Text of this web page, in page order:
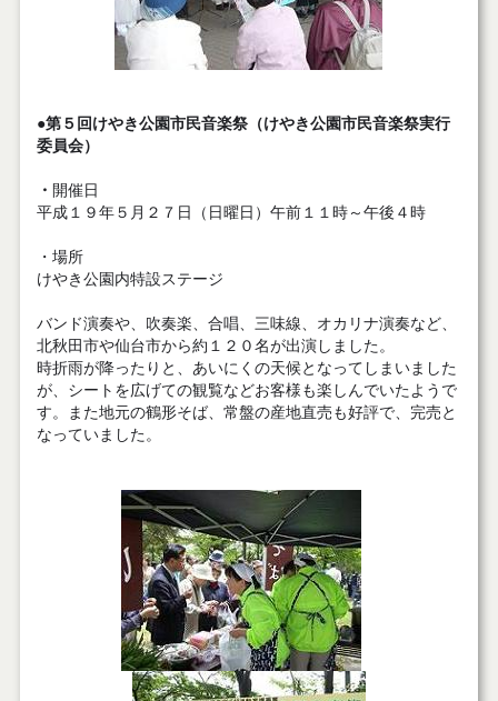
●第５回けやき公園市民音楽祭（けやき公園市民音楽祭実行
委員会）
・ 開催日
平成１９年５月２７日（日曜日）午前１１時～午後４時
・場所
けやき公園内特設ステージ
バンド演奏や、吹奏楽、合唱、三味線、オカリナ演奏など、
北秋田市や仙台市から約１２０名が出演しました。
時折雨が降ったりと、あいにくの天候となってしまいました
が、シートを広げての観覧などお客様も楽しんでいたようで
す。また地元の鶴形そば、常盤の産地直売も好評で、完売と
なっていました。